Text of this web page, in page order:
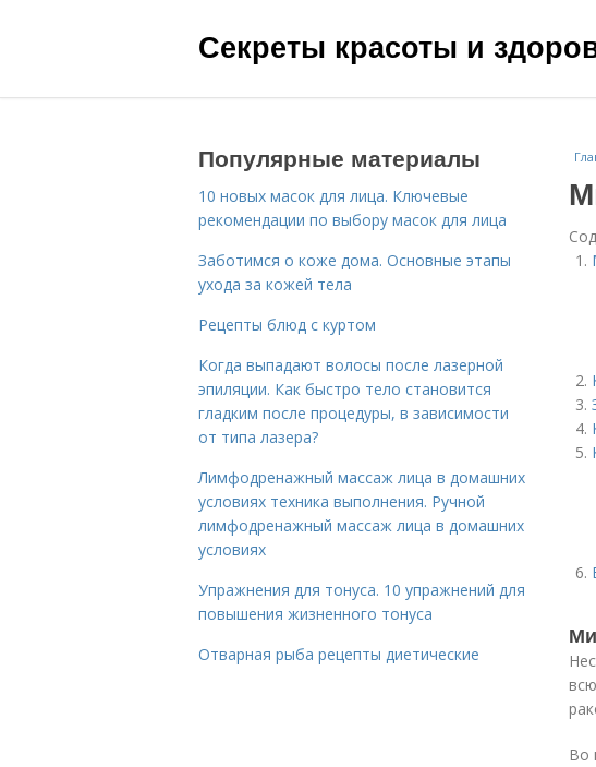
Секреты красоты и
Во
Популярные материалы
10 новых масок для лица. Ключевые
рекомендации по выбору масок для лица
Заботимся о коже дома. Основные этапы
ухода за кожей тела
Рецепты блюд с куртом
Когда выпадают волосы после лазерной
эпиляции. Как быстро тело становится
гладким после процедуры, в зависимости
от типа лазера?
Лимфодренажный массаж лица в домашних
условиях техника выполнения. Ручной
лимфодренажный массаж лица в домашних
условиях
Упражнения для тонуса. 10 упражнений для
повышения жизненного тонуса
Отварная рыба рецепты диетические